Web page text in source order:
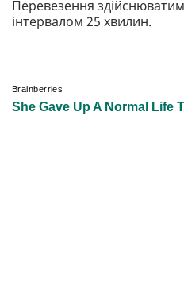
Перевезення
інтервалом 25 хвилин.